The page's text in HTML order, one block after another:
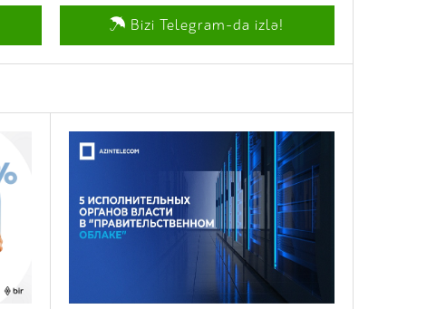
Bizi Telegram-da izlə!